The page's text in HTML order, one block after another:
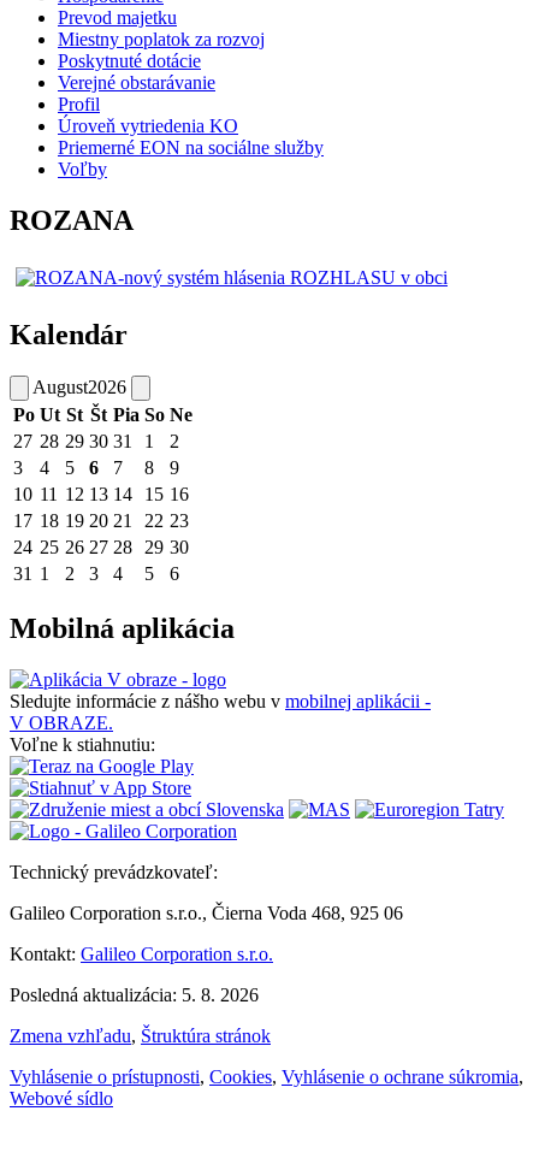
Prevod majetku
Miestny poplatok za rozvoj
Poskytnuté dotácie
Verejné obstarávanie
Profil
Úroveň vytriedenia KO
Priemerné EON na sociálne služby
Voľby
ROZANA
Kalendár
August2026
Po Ut St Št Pia So Ne
27 28 29 30 31 1
2
3
4 5 6 7 8
9
10 11 12 13 14 15 16
17 18 19 20 21 22 23
24 25 26 27 28 29 30
31 1 2 3 4 5 6
Mobilná aplikácia
Sledujte informácie z nášho webu v mobilnej aplikácii -
V OBRAZE.
Voľne k stiahnutiu:
Technický prevádzkovateľ:
Galileo Corporation s.r.o., Čierna Voda 468, 925 06
Kontakt: Galileo Corporation s.r.o.
Posledná aktualizácia: 5. 8. 2026
Zmena vzhľadu, Štruktúra stránok
Vyhlásenie o prístupnosti, Cookies, Vyhlásenie o ochrane súkromia,
Webové sídlo